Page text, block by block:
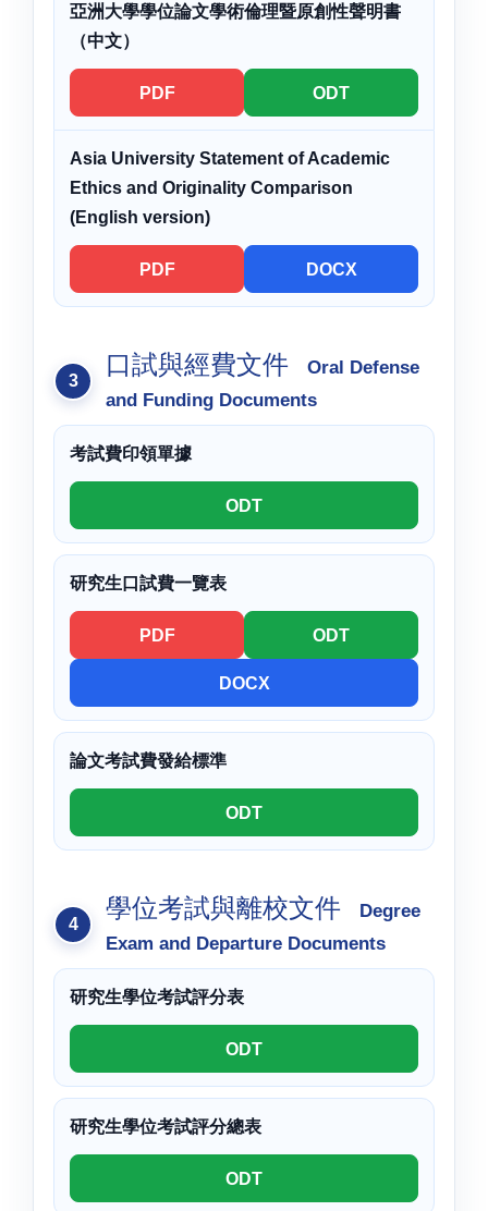
亞洲大學學位論文學術倫理暨原創性聲明書
（中文）
PDF ODT
Asia University Statement of Academic
Ethics and Originality Comparison
(English version)
PDF DOCX
口試與經費文件
Oral Defense
and Funding Documents
考試費印領單據
ODT
研究生口試費一覽表
PDF ODT
DOCX
論文考試費發給標準
ODT
學位考試與離校文件
Degree
Exam and Departure Documents
研究生學位考試評分表
ODT
研究生學位考試評分總表
ODT